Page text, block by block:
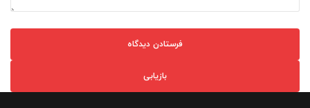
بازیابی